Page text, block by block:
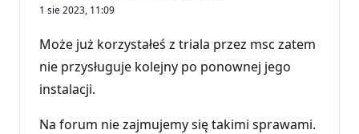
n
t
y
r
e
a
1 sie 2023, 11:09
Może już korzystałeś z triala przez msc zatem
nie przysługuje kolejny po ponownej jego
instalacji.
Na forum nie zajmujemy się takimi sprawami.